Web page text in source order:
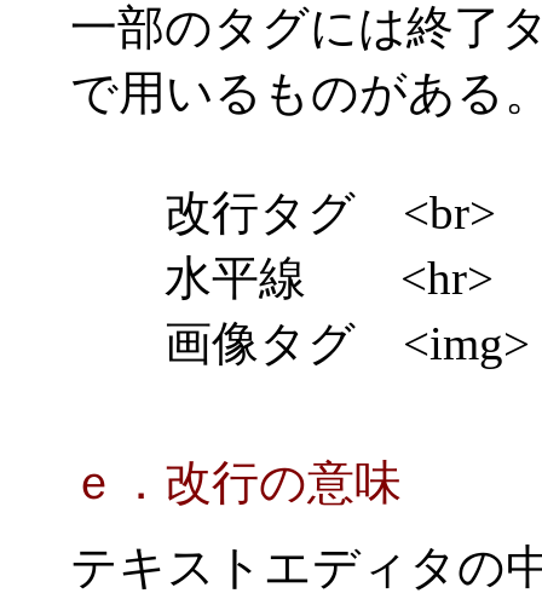
一部のタグには終了
で用いるものがある
改行タグ <br>
水平線 <hr>
画像タグ
ｅ．改行の意味
テキストエディタの